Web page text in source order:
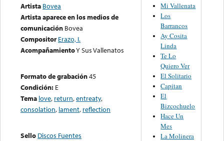
Artista Bovea
Artista aparece en los medios de
comunicación Bovea
Compositor Erazo, I.
AcompañamientoY Sus Vallenatos
Formato de grabación45
Condición: E
Tema love, return,entreaty,
consolation, lament, reflection
Sello Discos Fuentes
Mi Vallenata
Los
Barrancos
Ay Cosita
Linda
Te Lo
Quiero Ver
El Solitario
Capitan
El
Bizcochuelo
Hace Un
Mes
La Molinera